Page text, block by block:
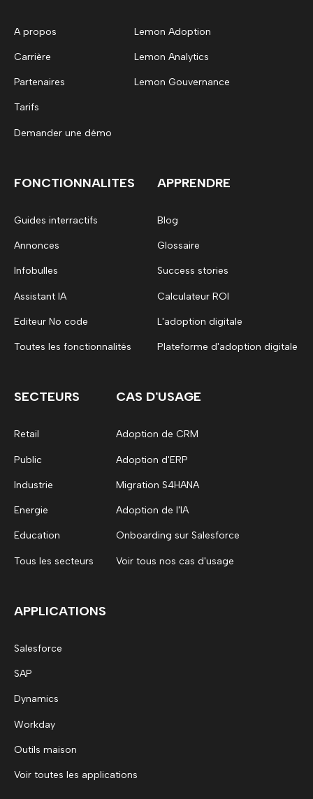
A propos
Carrière
Partenaires
Tarifs
Demander une démo
Lemon Adoption
Lemon Analytics
Lemon Gouvernance
FONCTIONNALITES
Guides interractifs
Annonces
Infobulles
Assistant IA
Editeur No code
Toutes les fonctionnalités
APPRENDRE
Blog
Glossaire
Success stories
Calculateur ROI
L'adoption digitale
Plateforme d'adoption digitale
SECTEURS
Retail
Public
Industrie
Energie
Education
Tous les secteurs
CAS D'USAGE
Adoption de CRM
Adoption d'ERP
Migration S4HANA
Adoption de l'IA
Onboarding sur Salesforce
Voir tous nos cas d'usage
APPLICATIONS
Salesforce
SAP
Dynamics
Workday
Outils maison
Voir toutes les applications